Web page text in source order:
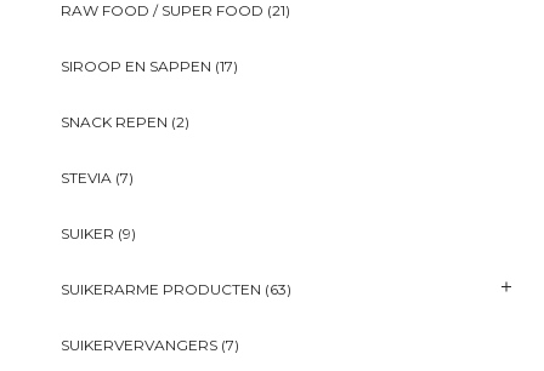
RAW FOOD / SUPER FOOD (21)
SIROOP EN SAPPEN (17)
SNACK REPEN (2)
STEVIA (7)
SUIKER (9)
SUIKERARME PRODUCTEN (63)
SUIKERVERVANGERS (7)